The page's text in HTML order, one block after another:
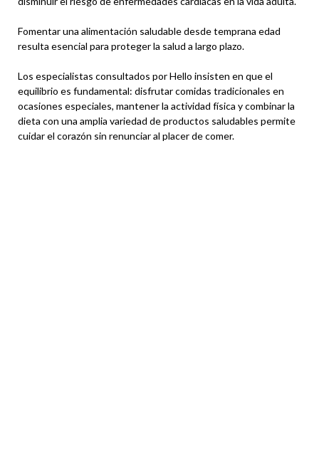
Fomentar una alimentación saludable desde temprana edad
resulta esencial para proteger la salud a largo plazo.
Los especialistas consultados por Hello insisten en que el
equilibrio es fundamental: disfrutar comidas tradicionales en
ocasiones especiales, mantener la actividad física y combinar la
dieta con una amplia variedad de productos saludables permite
cuidar el corazón sin renunciar al placer de comer.